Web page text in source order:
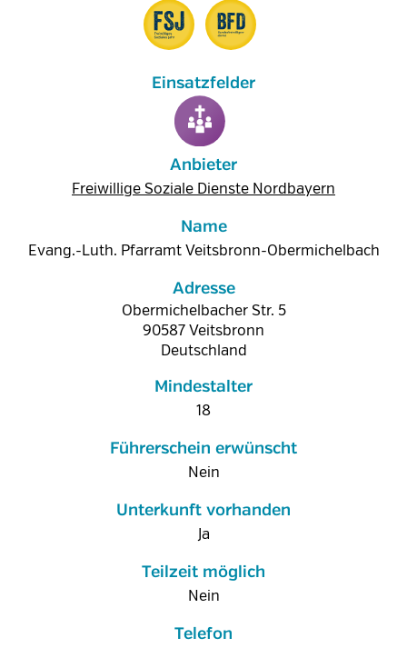
Anbieter
Freiwillige Soziale Dienste Nordbayern
Name
Evang.-Luth. Pfarramt Veitsbronn-Obermichelbach
Adresse
Obermichelbacher Str. 5
90587 Veitsbronn
Deutschland
Mindestalter
18
Führerschein erwünscht
Nein
Unterkunft vorhanden
Ja
Teilzeit möglich
Nein
Telefon